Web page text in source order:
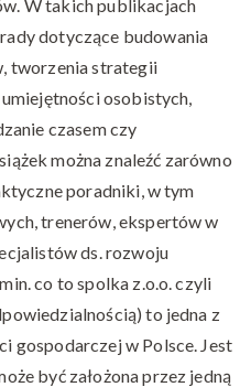
W takich publikacjach
dotyczące budowania
tworzenia strategii
osobistych,
czasem czy
można znaleźć zarówno
poradniki, w tym
trenerów, ekspertów w
ds. rozwoju
co to spolka z.o.o. czyli
to jedna z
gospodarczej w Polsce. Jest
być założona przez jedną